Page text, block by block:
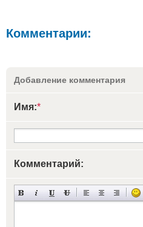
Комментарии:
Добавление комментария
Имя:*
Комментарий: